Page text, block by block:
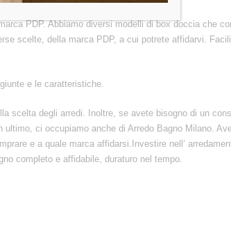
PDP. Abbiamo diversi modelli di box doccia che
scelte, della marca PDP, a cui potrete affidarvi. Facili
e le caratteristiche.
scelta degli arredi. Inoltre, se avete bisogno di un
ci occupiamo anche di Arredo Bagno Milano.
e a quale marca affidarsi.Investire nell’
completo e affidabile, duraturo nel tempo.